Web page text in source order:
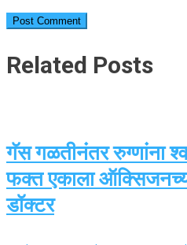
Related Posts
गॅस गळतीनंतर रुग्णांना
फक्त एकाला
डॉक्टर